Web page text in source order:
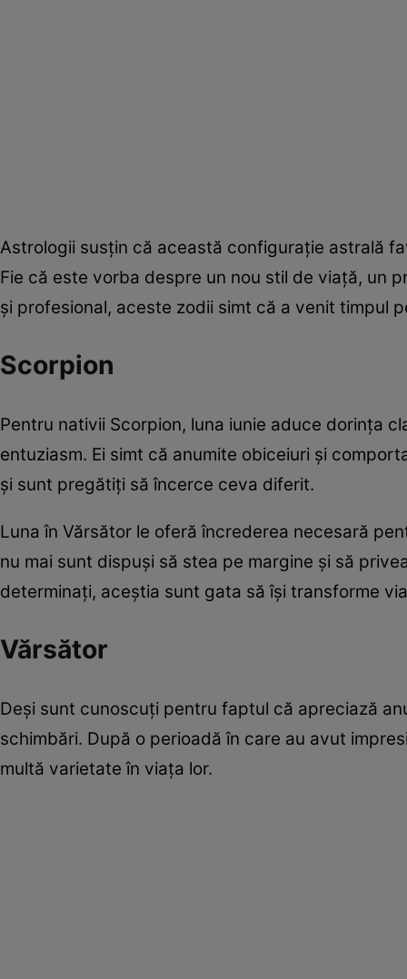
Astrologii susțin că această configurație astrală
Fie că este vorba despre un nou stil de viață, un
și profesional, aceste zodii simt că a venit timpul
Scorpion
Pentru nativii Scorpion, luna iunie aduce dorința
entuziasm. Ei simt că anumite obiceiuri și
și sunt pregătiți să încerce ceva diferit.
Luna în Vărsător le oferă încrederea necesară
nu mai sunt dispuși să stea pe margine și să
determinați, aceștia sunt gata să își transforme
Vărsător
Deși sunt cunoscuți pentru faptul că apreciază
schimbări. După o perioadă în care au avut
multă varietate în viața lor.